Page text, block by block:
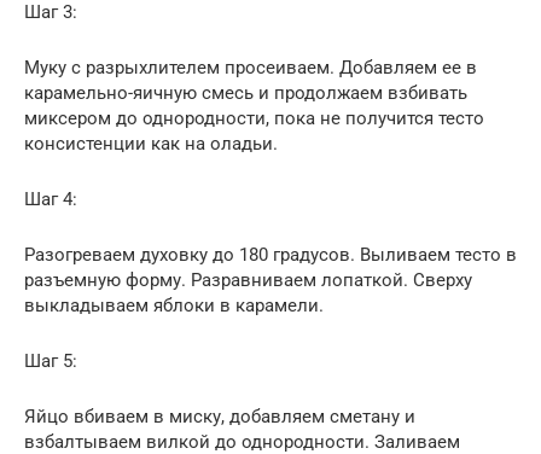
Шаг 3:
Муку с разрыхлителем просеиваем. Добавляем ее в
карамельно-яичную смесь и продолжаем взбивать
миксером до однородности, пока не получится тесто
консистенции как на оладьи.
Шаг 4:
Разогреваем духовку до 180 градусов. Выливаем тесто в
разъемную форму. Разравниваем лопаткой. Сверху
выкладываем яблоки в карамели.
Шаг 5:
Яйцо вбиваем в миску, добавляем сметану и
взбалтываем вилкой до однородности. Заливаем